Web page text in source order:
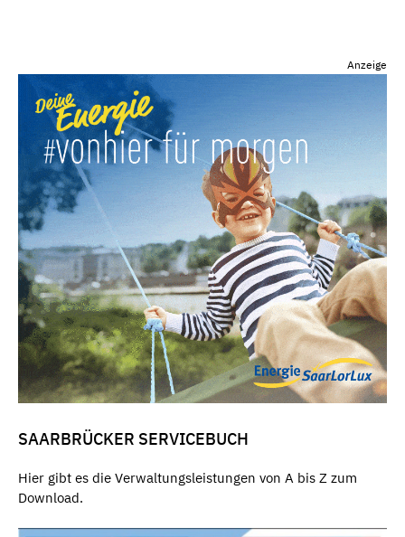
Anzeige
SAARBRÜCKER SERVICEBUCH
Hier gibt es die Verwaltungsleistungen von A bis Z zum
Download.